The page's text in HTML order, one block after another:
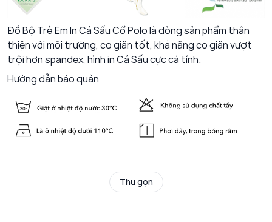
Đồ Bộ Trẻ Em In Cá Sấu Cổ Polo là dòng sản phẩm thân
thiện với môi trường, co giãn tốt, khả năng co giãn vượt
trội hơn spandex, hình in Cá Sấu cực cá tính.
Hướng dẫn bảo quản
Thu gọn